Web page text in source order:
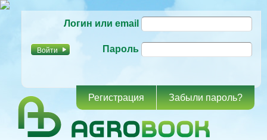
основному
Логин или email
Пароль
Регистрация Забыли пароль?